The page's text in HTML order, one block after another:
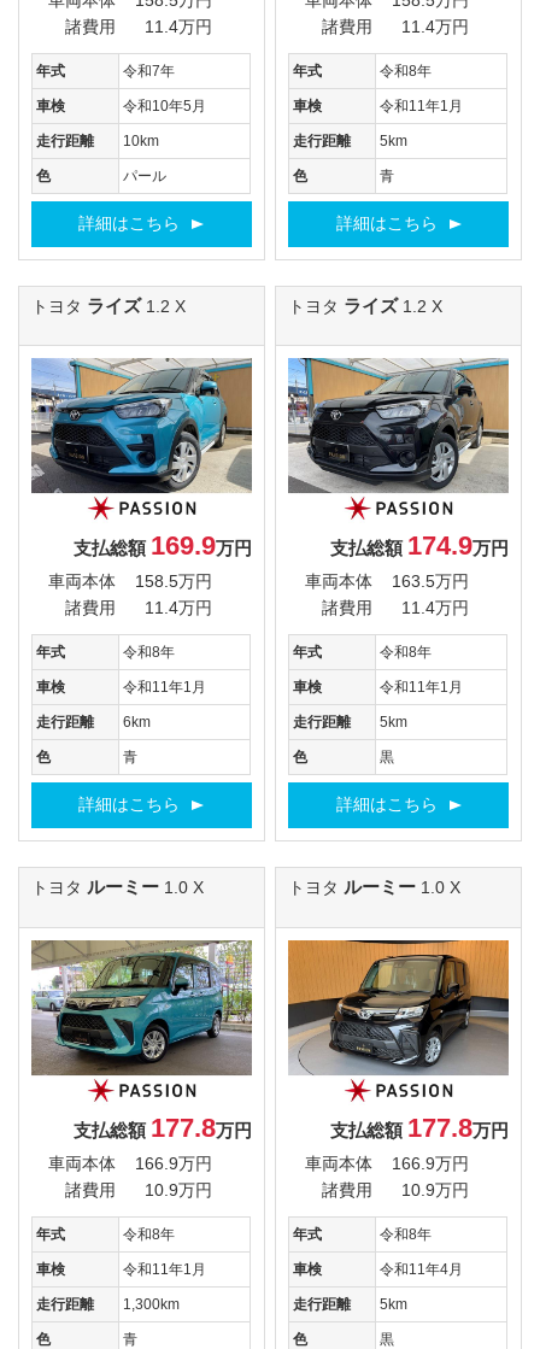
諸費用
11.4万円
年式 令和7年
車検 令和10年5月
走行距離 10km
色 パール
詳細はこちら
諸費用
11.4万円
年式 令和8年
車検 令和11年1月
走行距離 5km
色 青
詳細はこちら
トヨタ ライズ 1.2 X
支払総額 169.9万円
車両本体
158.5万円
諸費用
11.4万円
年式 令和8年
車検 令和11年1月
走行距離 6km
色 青
詳細はこちら
トヨタ ライズ 1.2 X
支払総額 174.9万円
車両本体
163.5万円
諸費用
11.4万円
年式 令和8年
車検 令和11年1月
走行距離 5km
色 黒
詳細はこちら
トヨタ ルーミー 1.0 X
支払総額 177.8万円
車両本体
166.9万円
諸費用
10.9万円
年式 令和8年
車検 令和11年1月
走行距離 1,300km
色 青
トヨタ ルーミー 1.0 X
支払総額 177.8万円
車両本体
166.9万円
諸費用
10.9万円
年式 令和8年
車検 令和11年4月
走行距離 5km
色 黒